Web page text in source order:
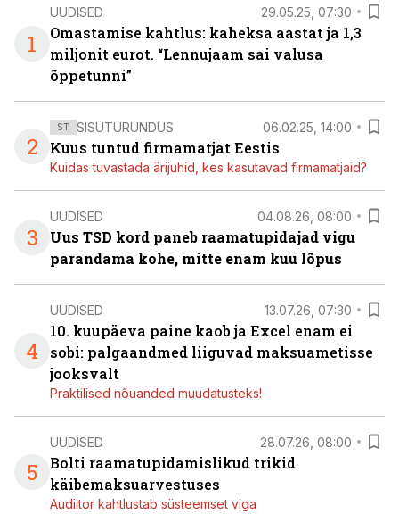
1
UUDISED 29.05.25, 07:30
Omastamise kahtlus: kaheksa aastat ja 1,3
miljonit eurot. “Lennujaam sai valusa
õppetunni”
2
ST SISUTURUNDUS 06.02.25, 14:00
Kuus tuntud firmamatjat Eestis
Kuidas tuvastada ärijuhid, kes kasutavad firmamatjaid?
3
UUDISED 04.08.26, 08:00
Uus TSD kord paneb raamatupidajad vigu
parandama kohe, mitte enam kuu lõpus
4
UUDISED 13.07.26, 07:30
10. kuupäeva paine kaob ja Excel enam ei
sobi: palgaandmed liiguvad maksuametisse
jooksvalt
Praktilised nõuanded muudatusteks!
5
UUDISED 28.07.26, 08:00
Bolti raamatupidamislikud trikid
käibemaksuarvestuses
Audiitor kahtlustab süsteemset viga